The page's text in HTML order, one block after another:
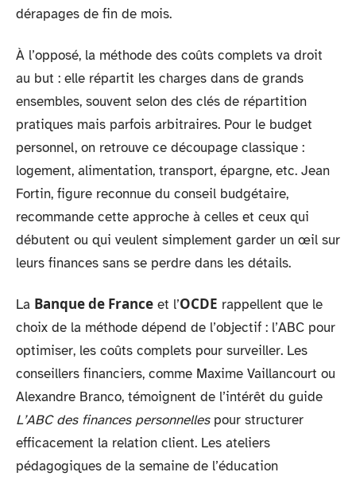
dérapages de fin de mois.
À l’opposé, la méthode des coûts complets va droit
au but : elle répartit les charges dans de grands
ensembles, souvent selon des clés de répartition
pratiques mais parfois arbitraires. Pour le budget
personnel, on retrouve ce découpage classique :
logement, alimentation, transport, épargne, etc. Jean
Fortin, figure reconnue du conseil budgétaire,
recommande cette approche à celles et ceux qui
débutent ou qui veulent simplement garder un œil sur
leurs finances sans se perdre dans les détails.
La Banque de France et l’OCDE rappellent que le
choix de la méthode dépend de l’objectif : l’ABC pour
optimiser, les coûts complets pour surveiller. Les
conseillers financiers, comme Maxime Vaillancourt ou
Alexandre Branco, témoignent de l’intérêt du guide
L’ABC des finances personnellespour structurer
efficacement la relation client. Les ateliers
pédagogiques de la semaine de l’éducation